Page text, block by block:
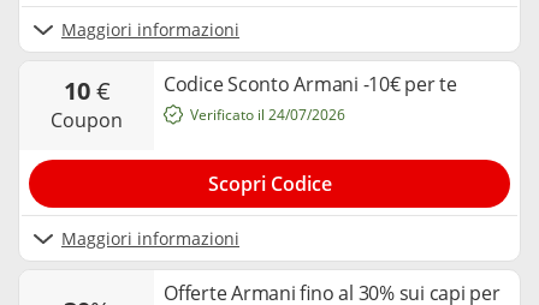
Maggiori informazioni
10€
coupon
Codice Sconto Armani -10€ per te
Maggiori informazioni
Verificato il 24/07/2026
Scopri Codice
Offerte Armani fino al 30% sui capi per